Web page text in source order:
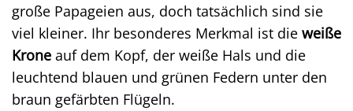
große Papageien aus, doch tatsächlich sind sie
viel kleiner. Ihr besonderes Merkmal ist die weiße
Krone auf dem Kopf, der weiße Hals und die
leuchtend blauen und grünen Federn unter den
braun gefärbten Flügeln.